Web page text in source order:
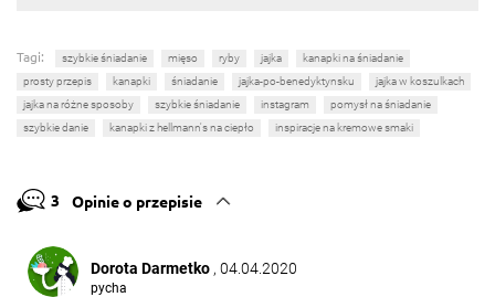
Tagi: szybkie śniadanie mięso ryby jajka
kanapki na śniadanie
prosty przepis
kanapki śniadanie jajka-po-benedyktynsku
jajka w koszulkach
jajka na różne sposoby
szybkie śniadanie instagram
pomysł na śniadanie
szybkie danie
kanapki z hellmann's na ciepło inspiracje na kremowe smaki
3 Opinie o przepisie
Dorota Darmetko , 04.04.2020
pycha